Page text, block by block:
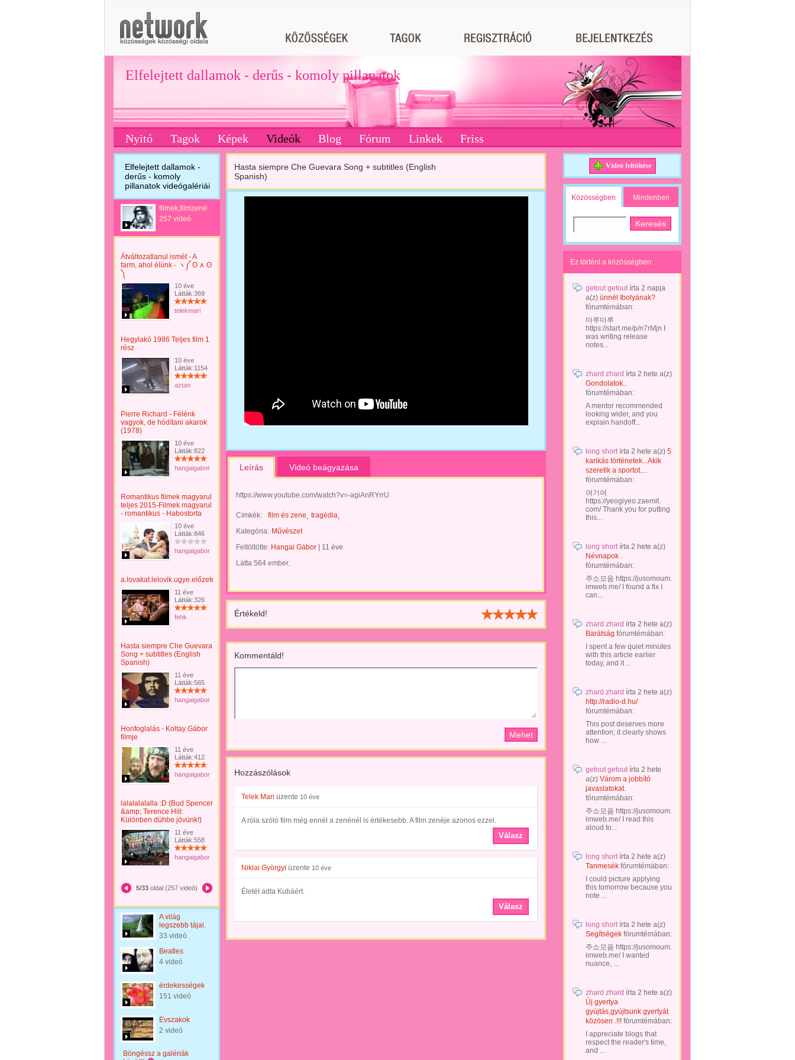
Elfelejtett dallamok - derűs - komoly pillanatok
Nyitó Tagok Képek Videók Blog Fórum Linkek Friss
Elfelejtett dallamok -
derűs - komoly
pillanatok videógalériái
filmek,filmzenék
257 videó
Átváltozatlanul ismét - A
farm, ahol élünk - ヽ༼ ʘ ∧ ʘ
༽
10 éve
Látták:369
telekmari
Hegylakó 1986 Teljes film 1
rész
10 éve
Látták:1154
aztan
Pierre Richard - Félénk
vagyok, de hódítani akarok
(1978)
10 éve
Látták:822
hangaigabor
Romantikus filmek magyarul
teljes 2015-Filmek magyarul
- romantikus - Habostorta
10 éve
Látták:846
hangaigabor
a.lovakat.lelovik.ugye.előzetes.avi
11 éve
Látták:326
fehk
Hasta siempre Che Guevara
Song + subtitles (English
Spanish)
11 éve
Látták:565
hangaigabor
Honfoglalás - Koltay Gábor
filmje
11 éve
Látták:412
hangaigabor
lalalalalalla :D (Bud Spencer
&amp; Terence Hill:
Különben dühbe jövünk!)
11 éve
Látták:558
hangaigabor
5/33 oldal (257 videó)
A világ
legszebb tájai.
33 videó
Beatles
4 videó
érdekességek
151 videó
Évszakok
2 videó
Böngéssz a galériák
Hasta siempre Che Guevara Song + subtitles (English
Spanish)
Leírás Videó beágyazása
https://www.youtube.com/watch?v=-agiAnRYrrU
Címkék: film és zene
tragédia
Kategória: Művészet
Feltöltötte: Hangai Gábor
11 éve
Látta 564 ember.
Értékeld!
Kommentáld!
Hozzászólások
Telek Mari üzente 10 éve
A róla szóló film még ennél a zenénél is értékesebb. A film zenéje azonos ezzel.
Válasz
Niklai Györgyi üzente 10 éve
Életét adta Kubáért.
Válasz
Videó feltöltése
Közösségben Mindenben
Ez történt a közösségben:
getout getoutírta 2 napja
a(z) ünnél Ibolyának?
fórumtémában:
마루마루
https://start.me/p/n7rMjn I
was writing release
notes...
zhard zhard írta 2 hete a(z)
Gondolatok..
fórumtémában:
A mentor recommended
looking wider, and you
explain handoff...
long shortírta 2 hete a(z) 5
karikás történetek...Akik
szeretik a sportot....
fórumtémában:
여기여
https://yeogiyeo.zaemit.
com/ Thank you for putting
this...
long shortírta 2 hete a(z)
Névnapok .
fórumtémában:
주소모음 https://jusomoum.
imweb.me/ I found a fix I
can...
zhard zhard írta 2 hete a(z)
Barátság fórumtémában:
I spent a few quiet minutes
with this article earlier
today, and it ...
zhard zhard írta 2 hete a(z)
http://radio-d.hu/
fórumtémában:
This post deserves more
attention; it clearly shows
how ...
getout getoutírta 2 hete
a(z) Várom a jobbító
javaslatokat.
fórumtémában:
주소모음 https://jusomoum.
imweb.me/ I read this
aloud to...
long shortírta 2 hete a(z)
Tanmesék fórumtémában:
I could picture applying
this tomorrow because you
note ...
long shortírta 2 hete a(z)
Segítségek fórumtémában:
주소모음 https://jusomoum.
imweb.me/ I wanted
nuance, ...
zhard zhard írta 2 hete a(z)
Új gyertya
gyújtás,gyújtsunk gyertyát
közösen .!!! fórumtémában:
I appreciate blogs that
respect the reader's time,
and ...